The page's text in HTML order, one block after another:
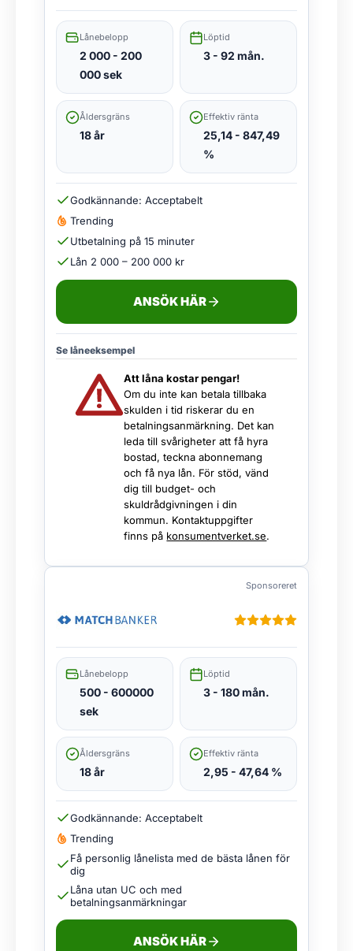
Lånebelopp
2 000 - 200
000 sek
Löptid
3 - 92 mån.
Åldersgräns
18 år
Effektiv ränta
25,14 - 847,49
%
Godkännande: Acceptabelt
Trending
Utbetalning på 15 minuter
Lån 2 000 – 200 000 kr
ANSÖK HÄR
Se låneeksempel
Att låna kostar pengar!
Om du inte kan betala tillbaka
skulden i tid riskerar du en
betalningsanmärkning. Det kan
leda till svårigheter att få hyra
bostad, teckna abonnemang
och få nya lån. För stöd, vänd
dig till budget- och
skuldrådgivningen i din
kommun. Kontaktuppgifter
finns på konsumentverket.se.
Sponsoreret
Lånebelopp
500 - 600000
sek
Löptid
3 - 180 mån.
Åldersgräns
18 år
Effektiv ränta
2,95 - 47,64 %
Godkännande: Acceptabelt
Trending
Få personlig lånelista med de bästa lånen för
dig
Låna utan UC och med
betalningsanmärkningar
ANSÖK HÄR